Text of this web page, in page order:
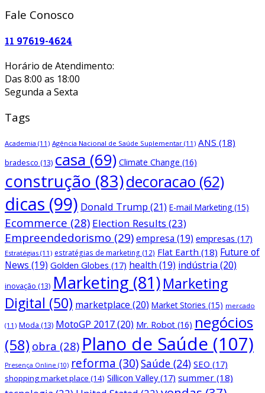
Fale Conosco
11 97619-4624
Horário de Atendimento:
Das 8:00 as 18:00
Segunda a Sexta
Tags
Academia (11) Agência Nacional de Saúde Suplementar (11) ANS (18)
bradesco (13) casa (69) Climate Change (16)
construção (83)decoracao (62)
dicas (99) Donald Trump (21) E-mail Marketing (15)
Ecommerce (28) Election Results (23)
Empreendedorismo (29)empresa (19) empresas (17)
Estratégias (11) estratégias de marketing (12) Flat Earth (18) Future of
News (19) Golden Globes (17) health (19) indústria (20)
inovação (13) Marketing (81)Marketing
Digital (50) marketplace (20) Market Stories (15) mercado
(11) Moda (13) MotoGP 2017(20) Mr. Robot (16) negócios
(58) obra (28) Plano de Saúde (107)
Presença Online (10) reforma (30)Saúde (24) SEO (17)
shopping market place (14) Sillicon Valley(17) summer (18)